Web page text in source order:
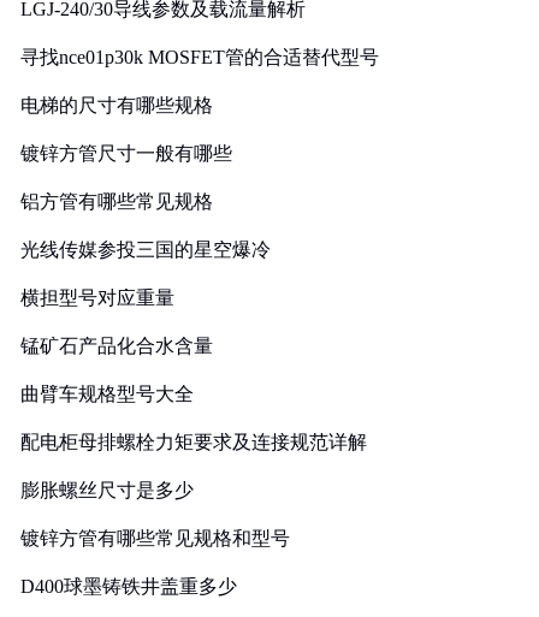
LGJ-240/30导线参数及载流量解析
寻找nce01p30k MOSFET管的合适替代型号
电梯的尺寸有哪些规格
镀锌方管尺寸一般有哪些
铝方管有哪些常见规格
光线传媒参投三国的星空爆冷
横担型号对应重量
锰矿石产品化合水含量
曲臂车规格型号大全
配电柜母排螺栓力矩要求及连接规范详解
膨胀螺丝尺寸是多少
镀锌方管有哪些常见规格和型号
D400球墨铸铁井盖重多少